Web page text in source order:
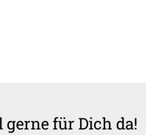
für Dich da!